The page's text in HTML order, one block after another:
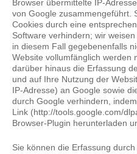
Browser übermittelte IP-
von Google zusammengeführt.
Cookies durch eine
Software verhindern; wir
in diesem Fall gegebenenfalls
Website vollumfänglich werden
darüber hinaus die Erfassung
und auf Ihre Nutzung der
IP-Adresse) an Google sowie
durch Google verhindern,
Link (http://tools.google.com/
Browser-Plugin herunterladen
Sie können die Erfassung